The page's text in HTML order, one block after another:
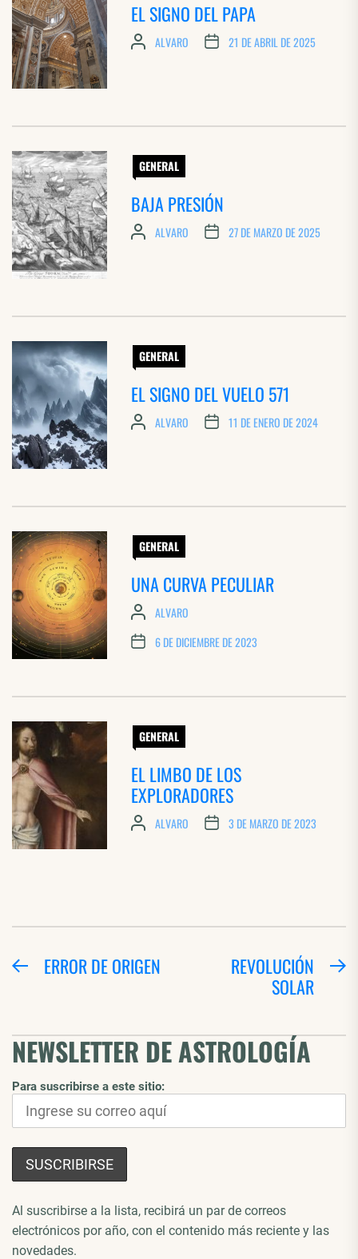
EL SIGNO DEL PAPA
ALVARO 21 DE ABRIL DE 2025
GENERAL
BAJA PRESIÓN
ALVARO 27 DE MARZO DE 2025
GENERAL
EL SIGNO DEL VUELO 571
ALVARO 11 DE ENERO DE 2024
GENERAL
UNA CURVA PECULIAR
ALVARO
6 DE DICIEMBRE DE 2023
GENERAL
EL LIMBO DE LOS
EXPLORADORES
ALVARO 3 DE MARZO DE 2023
NAVEGACIÓN
EntradaERROR DE ORIGEN
REVOLUCIÓN
SOLAR
NEWSLETTER DE ASTROLOGÍA
Para suscribirse a este sitio:
Al suscribirse a la lista, recibirá un par de correos
electrónicos por año, con el contenido más reciente y las
novedades.